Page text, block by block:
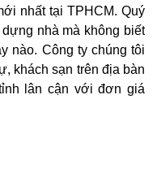
nhất tại TPHCM. Quý
nhà mà không biết
nào. Công ty chúng tôi
khách sạn trên địa bàn
lân cận với đơn giá